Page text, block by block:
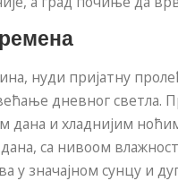
нуди пријатну
дневног светла.
дана и хладнијим
са нивоом
у значајном сунцу и